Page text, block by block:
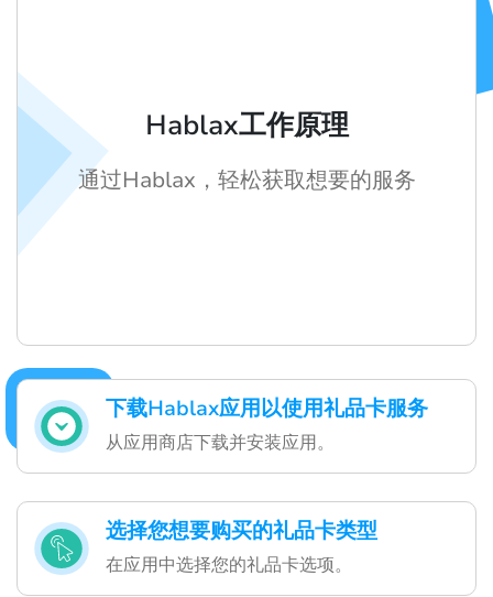
下载Hablax应用以使用礼品卡服务
从应用商店下载并安装应用。
选择您想要购买的礼品卡类型
在应用中选择您的礼品卡选项。
Hablax工作原理
通过Hablax，轻松获取想要的服务